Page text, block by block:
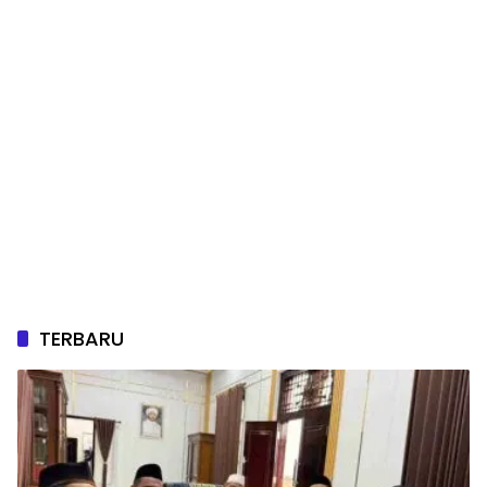
TERBARU